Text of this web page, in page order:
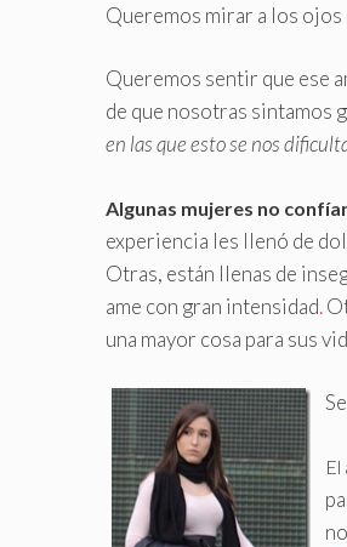
Queremos mirar a los ojos
Queremos sentir que ese
de que nosotras sintamos
en las que esto se nos
Algunas mujeres no
experiencia les llenó de
Otras, están llenas de
ame con gran intensidad.
una mayor cosa para sus